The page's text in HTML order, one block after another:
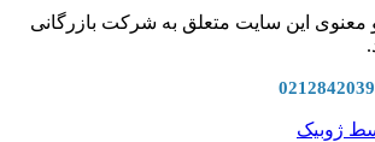
این سایت متعلق به شرکت بازرگانی
ژوبیک